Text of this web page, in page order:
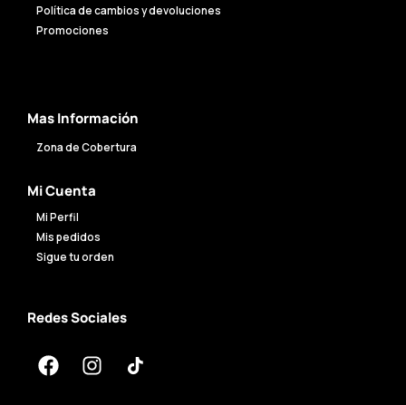
Política de cambios y devoluciones
Promociones
Mas Información
Zona de Cobertura
Mi Cuenta
Mi Perfil
Mis pedidos
Sigue tu orden
Redes Sociales